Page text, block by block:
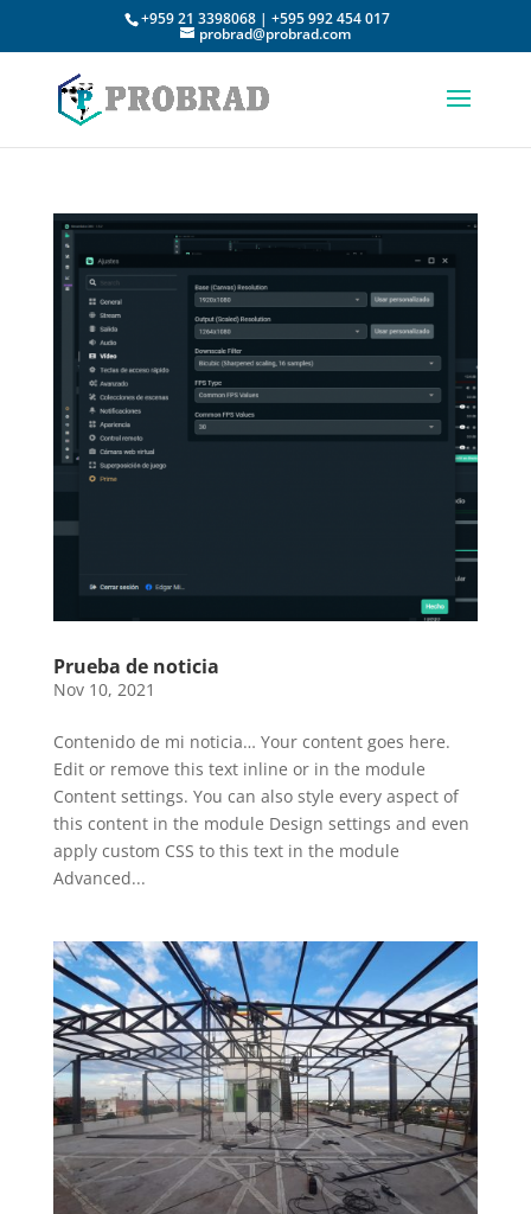
+959 21 3398068 | +595 992 454 017
probrad@probrad.com
Prueba de noticia
Nov 10, 2021
Contenido de mi noticia… Your content goes here.
Edit or remove this text inline or in the module
Content settings. You can also style every aspect of
this content in the module Design settings and even
apply custom CSS to this text in the module
Advanced...